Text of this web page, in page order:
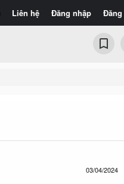
Liên hệ Đăng nhập
03/04/2024